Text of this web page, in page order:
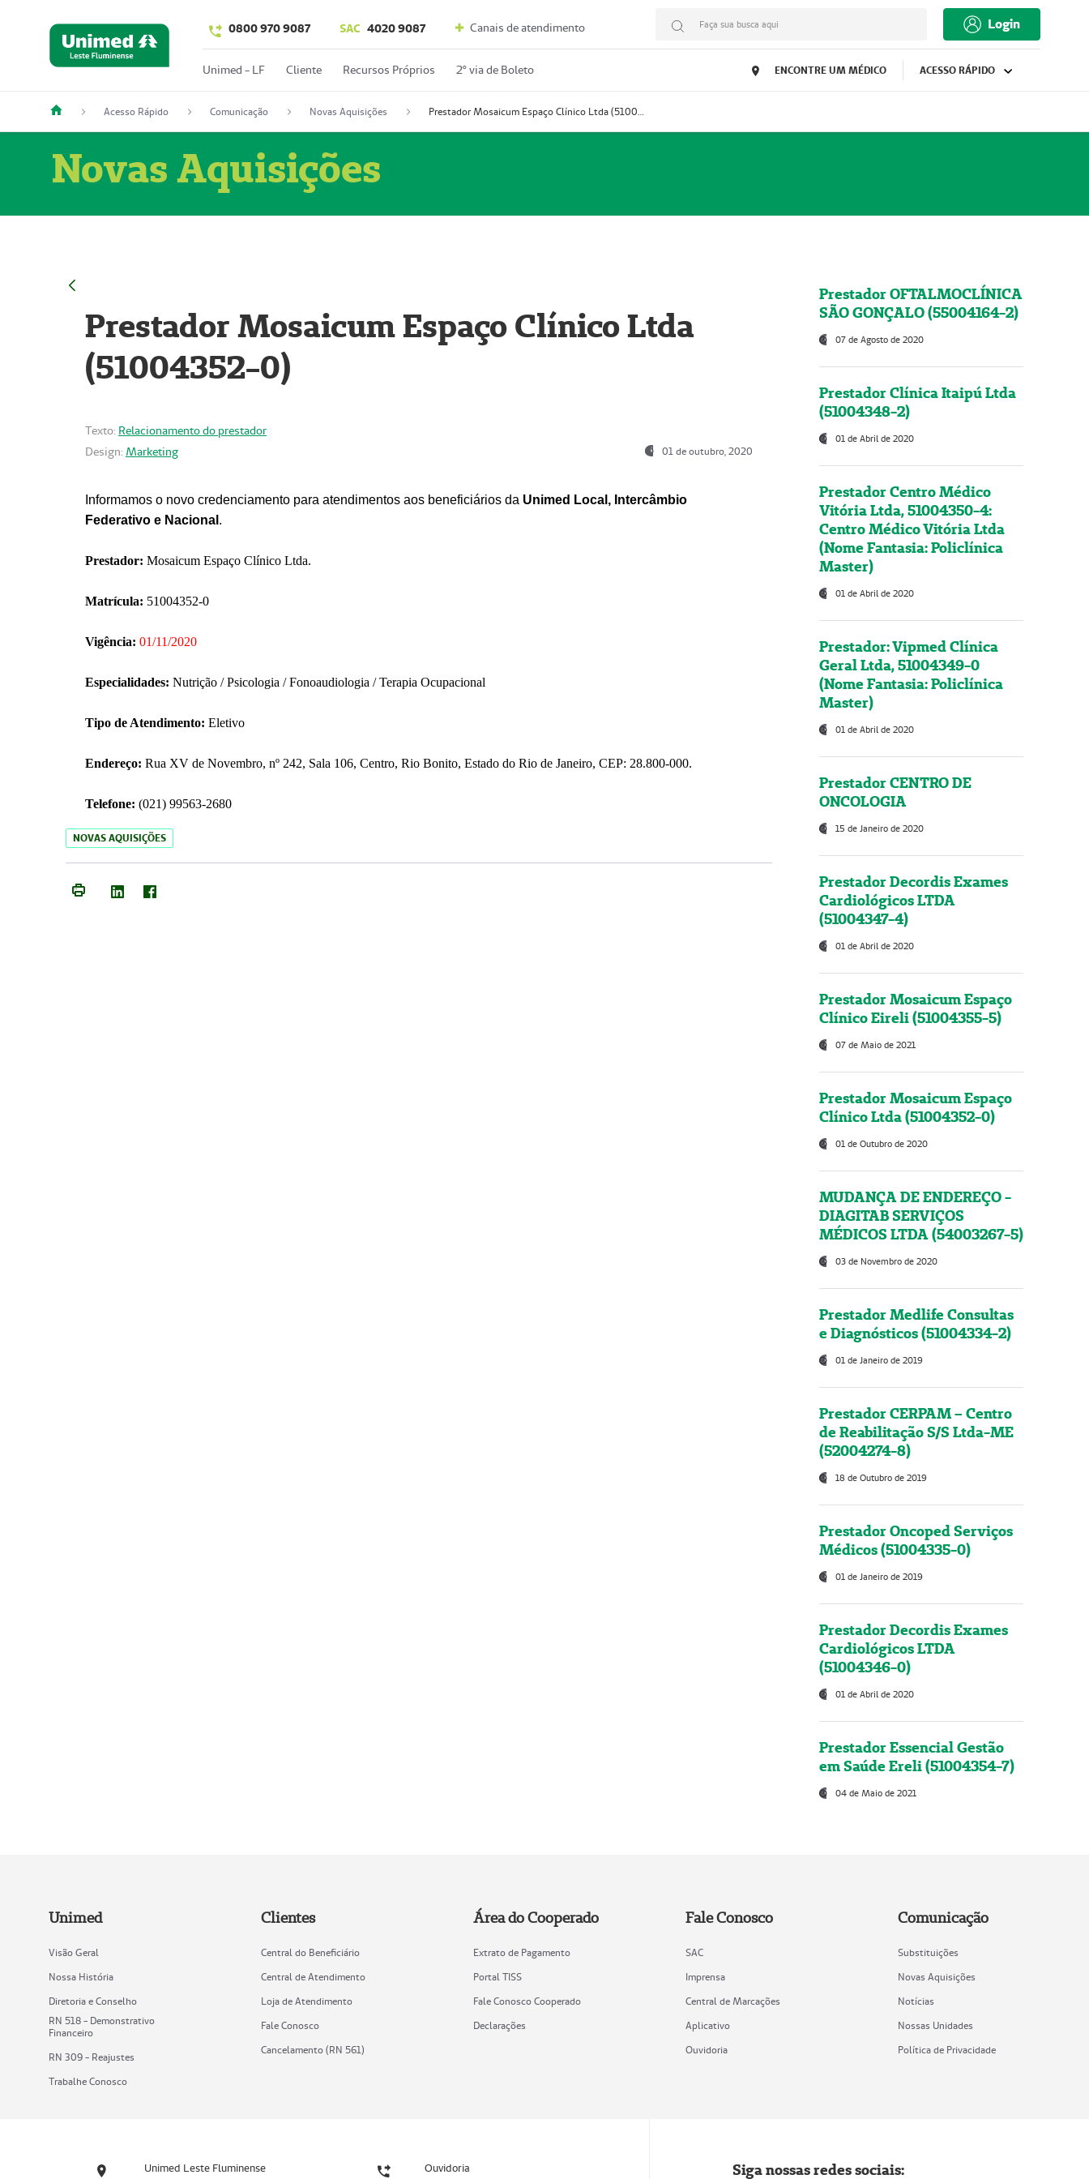
0800 970 9087 SAC 4020 9087 Canais de atendimento Faça sua busca aqui Login
Unimed - LF Cliente Recursos Próprios 2º via de Boleto ENCONTRE UM MÉDICO ACESSO RÁPIDO
Acesso Rápido Comunicação Novas Aquisições Prestador Mosaicum Espaço Clínico Ltda (51004352-0)
Novas Aquisições
Prestador Mosaicum Espaço Clínico Ltda
(51004352-0)
Texto: Relacionamento do prestador
Design: Marketing 01 de outubro, 2020
Informamos o novo credenciamento para atendimentos aos beneficiários da Unimed Local, Intercâmbio
Federativo e Nacional .
Prestador: Mosaicum Espaço Clínico Ltda.
Matrícula: 51004352-0
Vigência: 01/11/2020
Especialidades: Nutrição / Psicologia / Fonoaudiologia / Terapia Ocupacional
Tipo de Atendimento: Eletivo
Endereço: Rua XV de Novembro, nº 242, Sala 106, Centro, Rio Bonito, Estado do Rio de Janeiro, CEP: 28.800-000.
Telefone: (021) 99563-2680
NOVAS AQUISIÇÕES
Prestador OFTALMOCLÍNICA
SÃO GONÇALO (55004164-2)
07 de Agosto de 2020
Prestador Clínica Itaipú Ltda
(51004348-2)
01 de Abril de 2020
Prestador Centro Médico
Vitória Ltda, 51004350-4:
Centro Médico Vitória Ltda
(Nome Fantasia: Policlínica
Master)
01 de Abril de 2020
Prestador: Vipmed Clínica
Geral Ltda, 51004349-0
(Nome Fantasia: Policlínica
Master)
01 de Abril de 2020
Prestador CENTRO DE
ONCOLOGIA
15 de Janeiro de 2020
Prestador Decordis Exames
Cardiológicos LTDA
(51004347-4)
01 de Abril de 2020
Prestador Mosaicum Espaço
Clínico Eireli (51004355-5)
07 de Maio de 2021
Prestador Mosaicum Espaço
Clínico Ltda (51004352-0)
01 de Outubro de 2020
MUDANÇA DE ENDEREÇO -
DIAGITAB SERVIÇOS
MÉDICOS LTDA (54003267-5)
03 de Novembro de 2020
Prestador Medlife Consultas
e Diagnósticos (51004334-2)
01 de Janeiro de 2019
Prestador CERPAM – Centro
de Reabilitação S/S Ltda-ME
(52004274-8)
18 de Outubro de 2019
Prestador Oncoped Serviços
Médicos (51004335-0)
01 de Janeiro de 2019
Prestador Decordis Exames
Cardiológicos LTDA
(51004346-0)
01 de Abril de 2020
Prestador Essencial Gestão
em Saúde Ereli (51004354-7)
04 de Maio de 2021
Unimed
Visão Geral
Nossa História
Diretoria e Conselho
RN 518 - Demonstrativo
Financeiro
RN 309 - Reajustes
Trabalhe Conosco
Clientes
Central do Beneficiário
Central de Atendimento
Loja de Atendimento
Fale Conosco
Cancelamento (RN 561)
Área do Cooperado
Extrato de Pagamento
Portal TISS
Fale Conosco Cooperado
Declarações
Fale Conosco
SAC
Imprensa
Central de Marcações
Aplicativo
Ouvidoria
Comunicação
Substituições
Novas Aquisições
Notícias
Nossas Unidades
Política de Privacidade
Unimed Leste Fluminense Ouvidoria Siga nossas redes sociais: